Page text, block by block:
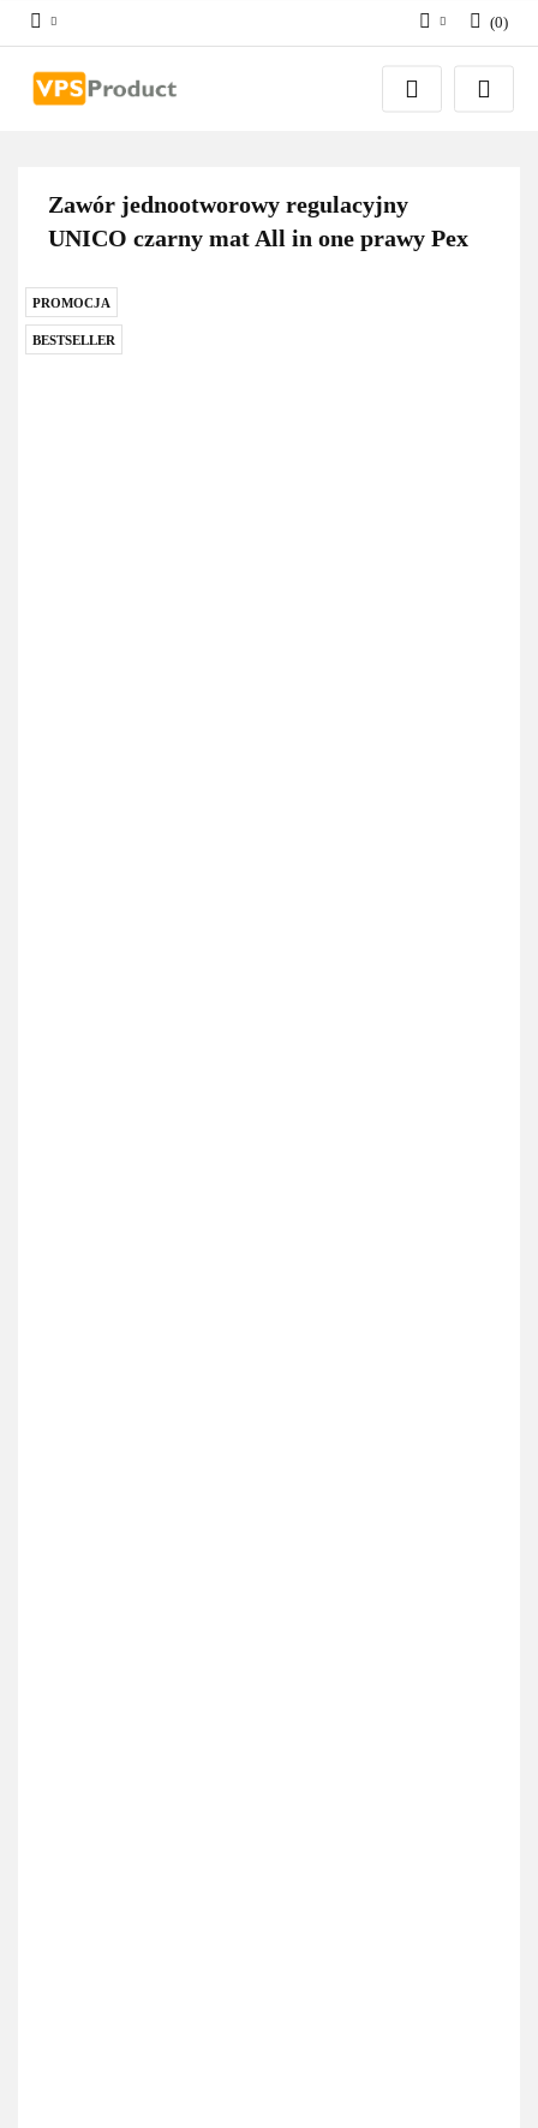
Zaloguj się
Zarejestruj się
(0)
Zawór jednootworowy regulacyjny
UNICO czarny mat All in one prawy Pex
PROMOCJA
BESTSELLER